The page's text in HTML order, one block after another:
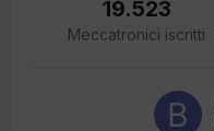
19.523
Meccatronici iscritti